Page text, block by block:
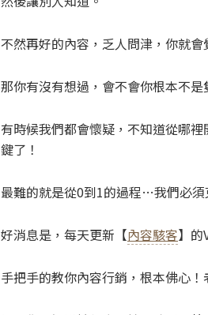
不然再好的內容，乏人問津，你就
那你有沒有想過，會不會你根本不
有時候我們都會懷疑，不知道從哪
鍵了！
最難的就是從0到1的過程…我們必
好消息是，每天更新【內容駭客】的
手把手的教你內容行銷，根本佛心！